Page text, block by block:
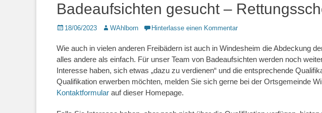
Badeaufsichten gesucht –
Posted
18/06/2023 AutorWAhlborn Hinterlasse einen Kommentar
Wie auch in vielen anderen Freibädern ist auch in Windesheim die Abdeckung
alles andere als einfach. Für unser Team von Badeaufsichten werden noch
Interesse haben, sich etwas „dazu zu verdienen“ und die entsprechende
Qualifikation erwerben möchten, melden Sie sich gerne bei der Ortsgemeinde
Kontaktformular auf dieser Homepage.